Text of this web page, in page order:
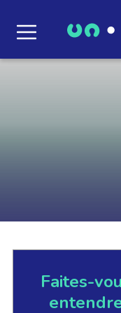
Faites-